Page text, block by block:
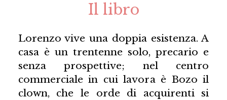
Il libro
Lorenzo vive una doppia esistenza. A
casa è un trentenne solo, precario e
senza prospettive; nel centro
commerciale in cui lavora è Bozo il
clown, che le orde di acquirenti si